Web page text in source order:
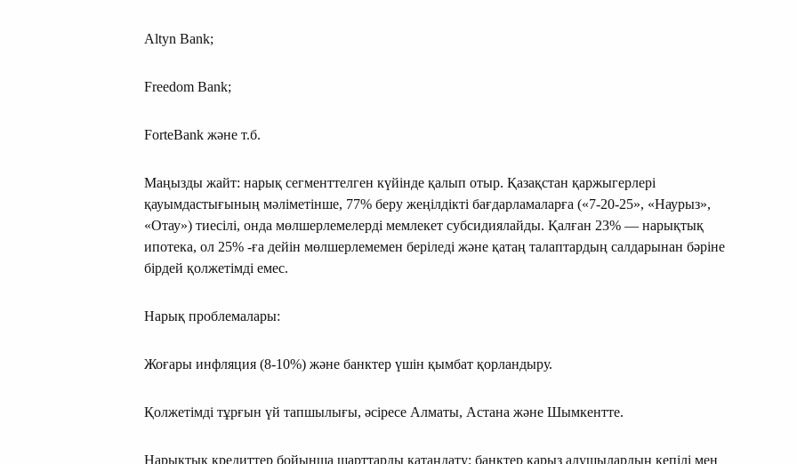
Altyn Bank;
Freedom Bank;
ForteBank және т.б.
Маңызды жайт: нарық сегменттелген күйінде қалып отыр. Қазақстан қаржыгерлері
қауымдастығының мәліметінше, 77% беру жеңілдікті бағдарламаларға («7-20-25», «Наурыз»,
«Отау») тиесілі, онда мөлшерлемелерді мемлекет субсидиялайды. Қалған 23% — нарықтық
ипотека, ол 25% -ға дейін мөлшерлемемен беріледі және қатаң талаптардың салдарынан бәріне
бірдей қолжетімді емес.
Нарық проблемалары:
Жоғары инфляция (8-10%) және банктер үшін қымбат қорландыру.
Қолжетімді тұрғын үй тапшылығы, әсіресе Алматы, Астана және Шымкентте.
Нарықтық кредиттер бойынша шарттарды қатаңдату: банктер қарыз алушылардың кепiлi мен